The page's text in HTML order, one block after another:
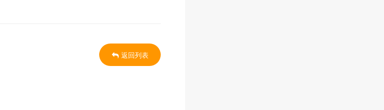
返回列表